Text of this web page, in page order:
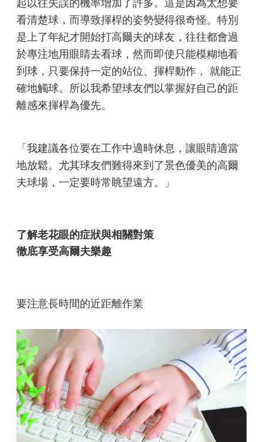
起以往失誤的機率增加了許多。這是因為太想要
看清楚球，而導致揮桿的姿勢變得很奇怪。特別
是上了年紀才開始打高爾夫的球友，往往都會過
於專注地用眼睛去看球，然而即使只能模糊地看
到球，只要保持一定的站位、揮桿動作， 就能正
確地觸球。所以我希望球友們以掌握好自己的距
離感來揮桿為優先。
「我建議各位要在工作中適時休息，讓眼睛適當
地放鬆。尤其球友們難得來到了景色優美的高爾
夫球場，一定要時常眺望遠方。」
了解老花眼的症狀與相關對策
徹底享受高爾夫樂趣
要注意長時間的近距離作業